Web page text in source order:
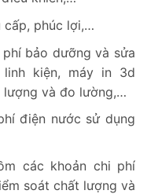
cấp, phúc lợi,…
bảo dưỡng và sửa
kiện, máy in 3d
lượng và đo lường,…
điện nước sử dụng
các khoản chi phí
soát chất lượng và